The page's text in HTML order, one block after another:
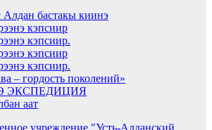
бастакы киинэ
кэпсиир
кэпсиир.
кэпсиир
кэпсиир.
– гордость поколений»
ЭКСПЕДИЦИЯ
аат
учреждение "Усть-Алданский